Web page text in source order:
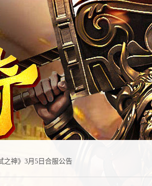
之神》3月5日合服公告